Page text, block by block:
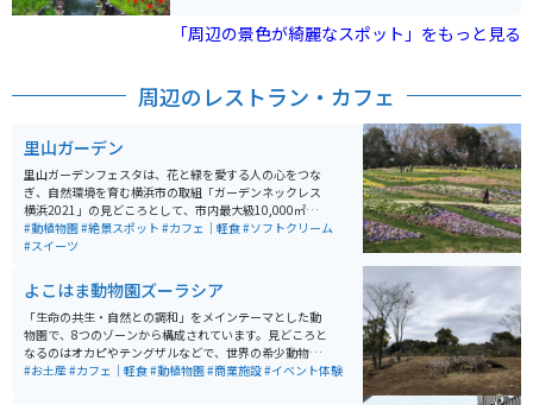
花見がてら散策するのに最適の場所です。
「周辺の景色が綺麗なスポット」をもっと見る
周辺のレストラン・カフェ
里山ガーデン
里山ガーデンフェスタは、花と緑を愛する人の心をつな
ぎ、自然環境を育む横浜市の取組「ガーデンネックレス
横浜2021」の見どころとして、市内最大級10,000㎡の
大花壇や、アンバサダーの三上真史氏がデザインしたウ
ェルカムガーデンなどを公開します。花や緑に囲まれた
#動植物園#絶景スポット #カフェ｜軽食#ソフトクリーム
#スイーツ
よこはま動物園ズーラシア
「生命の共生・自然との調和」をメインテーマとした動
物園で、8つのゾーンから構成されています。見どころと
なるのはオカピやテングザルなどで、世界の希少動物を
はじめ、約100種760点の動物を展示されています。日本
#お土産#カフェ｜軽食#動植物園#商業施設#イベント体験